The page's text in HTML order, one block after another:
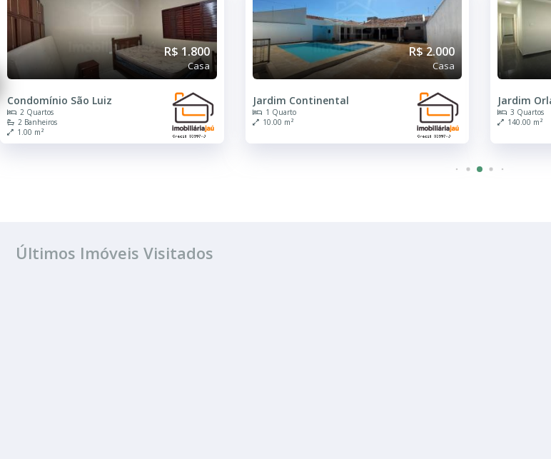
R$ 1.800
Casa
Condomínio São Luiz
2 Quartos
2 Banheiros
1.00 m²
R$ 2.000
Casa
Jardim Continental
1 Quarto
10.00 m²
Jardim
3 Quartos
140.00 m²
Últimos Imóveis Visitados